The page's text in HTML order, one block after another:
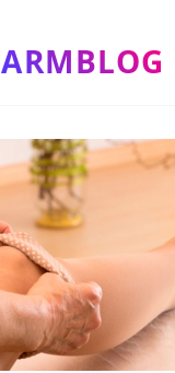
ARMBLOG